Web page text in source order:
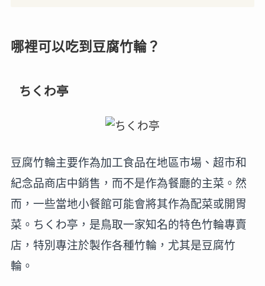
哪裡可以吃到豆腐竹輪？
ちくわ亭
豆腐竹輪主要作為加工食品在地區市場、超市和
紀念品商店中銷售，而不是作為餐廳的主菜。然
而，一些當地小餐館可能會將其作為配菜或開胃
菜。ちくわ亭，是鳥取一家知名的特色竹輪專賣
店，特別專注於製作各種竹輪，尤其是豆腐竹
輪。